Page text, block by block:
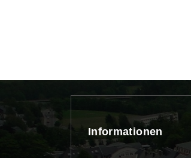
Informationen